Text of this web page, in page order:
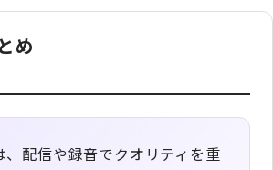
め
配信や録音でクオリティを重